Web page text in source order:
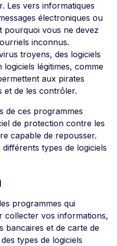
Les vers informatiques
électroniques ou
pourquoi vous ne devez
inconnus.
troyens, des logiciels
logiciels légitimes, comme
aux pirates
et de les contrôler.
de ces programmes
de protection contre les
capable de repousser.
types de logiciels
programmes qui
collecter vos informations,
bancaires et de carte de
types de logiciels